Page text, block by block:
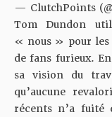
— ClutchPoints
Tom Dundon
« nous » pour les
de fans furieux.
sa vision du
qu’aucune
récents n’a fuité